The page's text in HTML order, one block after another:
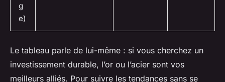
g
e)
Le tableau parle de lui-même : si vous cherchez un
investissement durable, l’or ou l’acier sont vos
meilleurs alliés. Pour suivre les tendances sans se